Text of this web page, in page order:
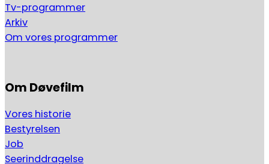
Tv-programmer
Arkiv
Om vores programmer
Om Døvefilm
Vores historie
Bestyrelsen
Job
Seerinddragelse